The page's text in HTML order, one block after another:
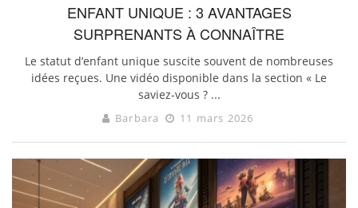
ENFANT UNIQUE : 3 AVANTAGES
SURPRENANTS À CONNAÎTRE
Le statut d’enfant unique suscite souvent de nombreuses
idées reçues. Une vidéo disponible dans la section « Le
saviez-vous ? ...
Barbara 11 mars 2026